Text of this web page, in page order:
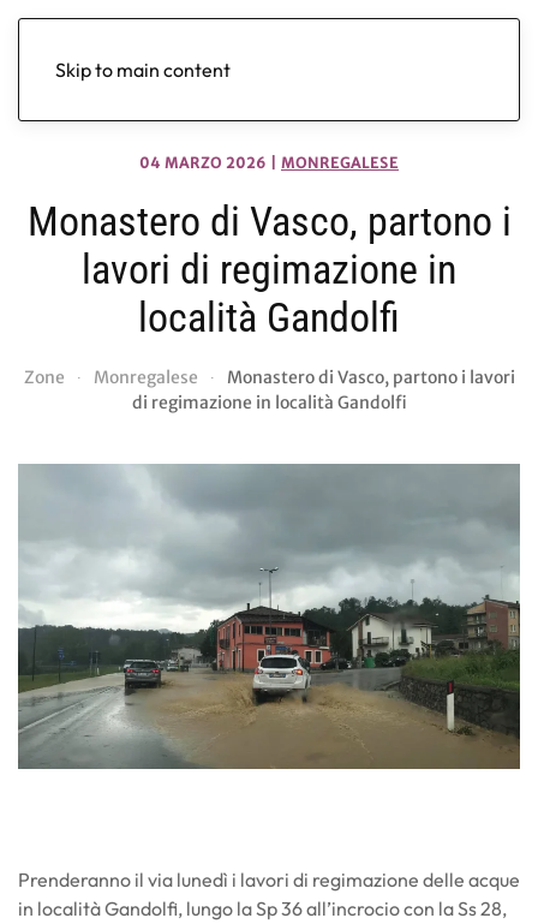
Skip to main content
04 MARZO 2026 MONREGALESE
Monastero di Vasco, partono i
lavori di regimazione in
località Gandolfi
Zone Monregalese
Monastero di Vasco, partono i lavori
di regimazione in località Gandolfi
Prenderanno il via lunedì i lavori di regimazione delle acque
in località Gandolfi, lungo la Sp 36 all’incrocio con la Ss 28,